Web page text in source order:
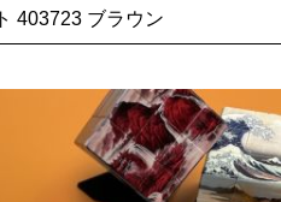
ピーのみ取扱い。最高品質の再現
ーコピー バッグ最新モデルが登場
403723 ブラウン